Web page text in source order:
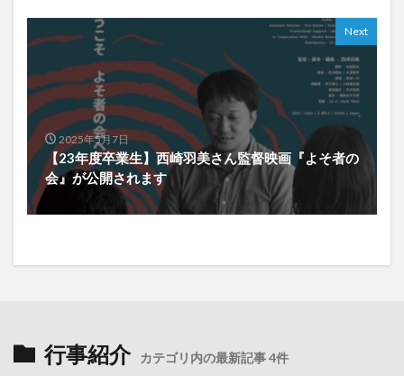
Next
2025年5月7日
【23年度卒業生】西崎羽美さん監督映画『よそ者の
会』が公開されます
行事紹介 カテゴリ内の最新記事 4件